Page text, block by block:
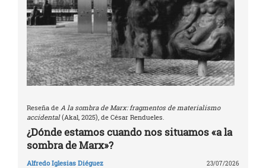
Reseña de A la sombra de Marx: fragmentos de materialismo
accidental(Akal, 2025), de César Rendueles.
¿Dónde estamos cuando nos situamos «a la
sombra de Marx»?
Alfredo Iglesias Diéguez 23/07/2026